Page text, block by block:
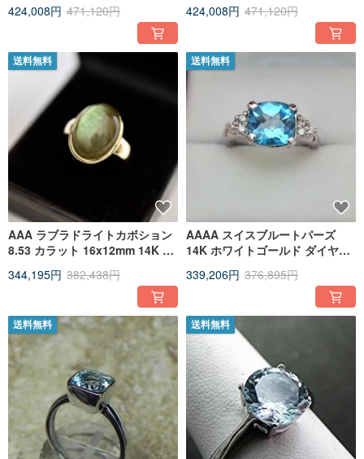
ョンカット、9x7mm、2.41 カラ
424,008円 471,120円 424,008円 471,120円
送料無料
AAA ラブラドライトカボション
8.53 カラット 16x12mm 14K イ
344,195円 382,438円
送料無料
AAAA スイスブルートパーズ
14K ホワイトゴールド ダイヤモ
ト (.20ct) 0681
339,206円 376,895円
送料無料 送料無料